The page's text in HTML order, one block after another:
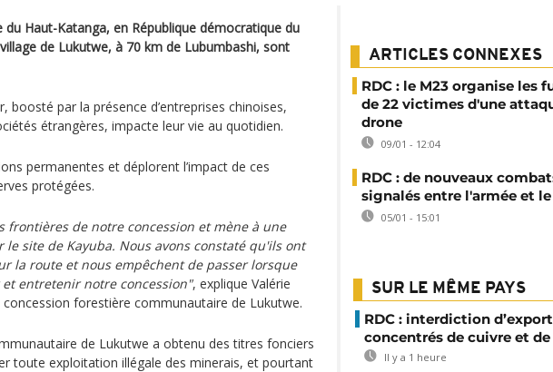
du Haut-Katanga, en République démocratique du
de Lukutwe, à 70 km de Lubumbashi, sont
boosté par la présence d’entreprises chinoises,
étrangères, impacte leur vie au quotidien.
permanentes et déplorent l’impact de ces
protégées.
frontières de notre concession et mène à une
site de Kayuba. Nous avons constaté qu'ils ont
la route et nous empêchent de passer lorsque
entretenir notre concession", explique Valérie
forestière communautaire de Lukutwe.
de Lukutwe a obtenu des titres fonciers
toute exploitation illégale des minerais, et pourtant
ARTICLES CONNEXES
RDC : le M23 organise les
de 22 victimes d'une
drone
09/01 - 12:04
RDC : de nouveaux
signalés entre l'armée et le
05/01 - 15:01
SUR LE MÊME PAYS
RDC : interdiction
concentrés de cuivre et
Il y a 1 heure